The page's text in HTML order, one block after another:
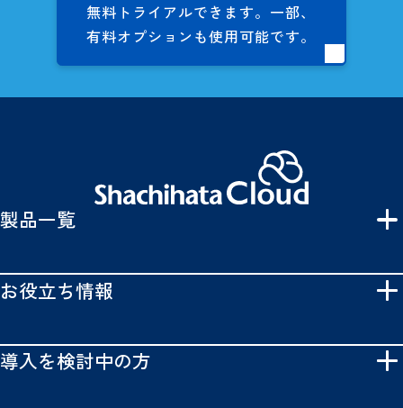
無料トライアルできます。 一部、
有料オプションも使用可能です。
製品一覧
お役立ち情報
導入を検討中の方